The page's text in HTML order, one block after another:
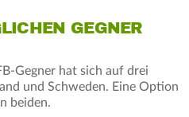
GEGNER
Gegner hat sich auf drei
und Schweden. Eine Option
beiden.